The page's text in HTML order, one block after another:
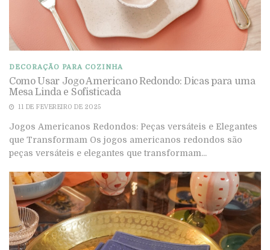
DECORAÇÃO PARA COZINHA
Como Usar Jogo Americano Redondo: Dicas para uma
Mesa Linda e Sofisticada
11 DE FEVEREIRO DE 2025
Jogos Americanos Redondos: Peças versáteis e Elegantes
que Transformam Os jogos americanos redondos são
peças versáteis e elegantes que transformam...